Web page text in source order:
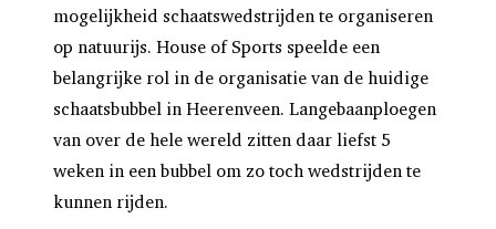
mogelijkheid schaatswedstrijden te organiseren
op natuurijs. House of Sports speelde een
belangrijke rol in de organisatie van de huidige
schaatsbubbel in Heerenveen. Langebaanploegen
van over de hele wereld zitten daar liefst 5
weken in een bubbel om zo toch wedstrijden te
kunnen rijden.